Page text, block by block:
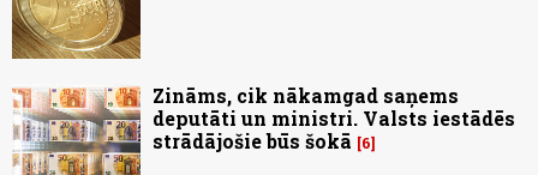
Zināms, cik nākamgad saņems
deputāti un ministri. Valsts iestādēs
strādājošie būs šokā
6